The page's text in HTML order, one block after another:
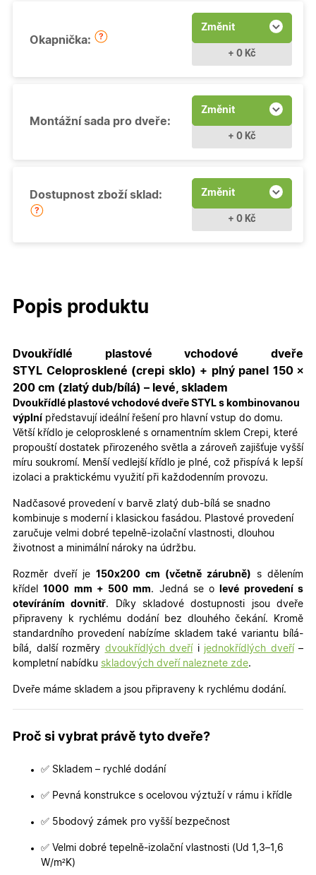
Okapnička:
Změnit
+ 0 Kč
Montážní sada pro dveře:
Změnit
+ 0 Kč
Dostupnost zboží sklad: Změnit
+ 0 Kč
Popis produktu
Dvoukřídlé plastové vchodové dveře
STYL Celoprosklené (crepi sklo) + plný panel 150 ×
200 cm (zlatý dub/bílá) – levé, skladem
Dvoukřídlé plastové vchodové dveře STYL s kombinovanou
výplní představují ideální řešení pro hlavní vstup do domu.
Větší křídlo je celoprosklené s ornamentním sklem Crepi, které
propouští dostatek přirozeného světla a zároveň zajišťuje vyšší
míru soukromí. Menší vedlejší křídlo je plné, což přispívá k lepší
izolaci a praktickému využití při každodenním provozu.
Nadčasové provedení v barvě zlatý dub-bílá se snadno
kombinuje s moderní i klasickou fasádou. Plastové provedení
zaručuje velmi dobré tepelně-izolační vlastnosti, dlouhou
životnost a minimální nároky na údržbu.
Rozměr dveří je 150x200 cm (včetně zárubně) s dělením
křídel1000 mm + 500 mm. Jedná se o levé provedení s
otevíráním dovnitř. Díky skladové dostupnosti jsou dveře
připraveny k rychlému dodání bez dlouhého čekání. Kromě
standardního provedení nabízíme skladem také variantu bílá-
bílá, další rozměry dvoukřídlých dveří i jednokřídlých dveří–
kompletní nabídku skladových dveří naleznete zde.
Dveře máme skladem a jsou připraveny k rychlému dodání.
Proč si vybrat právě tyto dveře?
✅ Skladem – rychlé dodání
✅ Pevná konstrukce s ocelovou výztuží v rámu i křídle
✅ 5bodový zámek pro vyšší bezpečnost
✅ Velmi dobré tepelně-izolační vlastnosti (Ud 1,3–1,6
W/m²K)